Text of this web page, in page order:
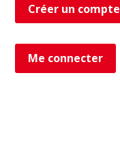
Créer un compte
Me connecter